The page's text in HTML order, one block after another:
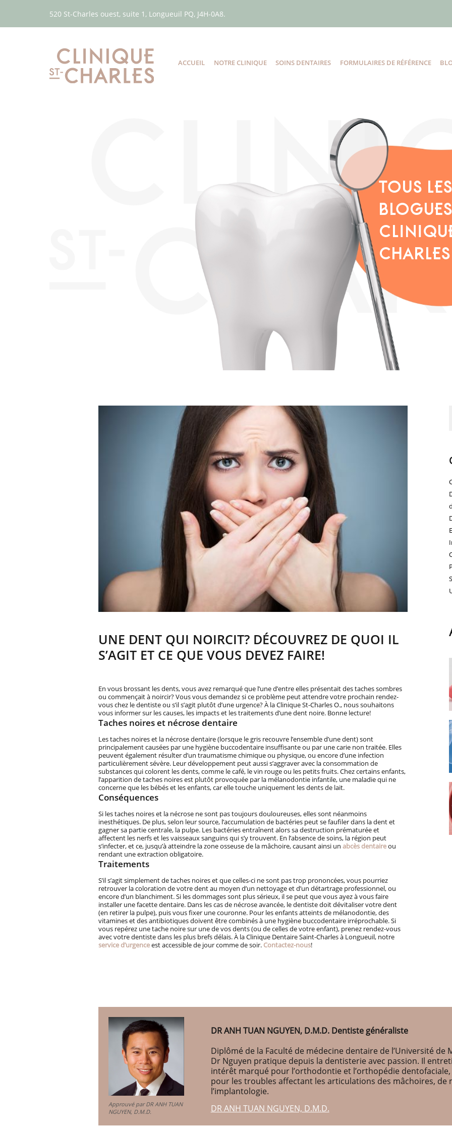
520 St-Charles ouest, suite 1, Longueuil PQ, J4H-0A8.
ACCUEIL NOTRE CLINIQUE SOINS DENTAIRES FORMULAIRES DE RÉFÉRENCE
TOUS
CHARLES
UNE DENT QUI NOIRCIT? DÉCOUVREZ DE QUOI IL
S’AGIT ET CE QUE VOUS DEVEZ FAIRE!
En vous brossant les dents, vous avez remarqué que l’une d’entre elles présentait des taches sombres
ou commençait à noircir? Vous vous demandez si ce problème peut attendre votre prochain rendez-
vous chez le dentiste ou s’il s’agit plutôt d’une urgence? À la Clinique St-Charles O., nous souhaitons
vous informer sur les causes, les impacts et les traitements d’une dent noire. Bonne lecture!
Taches noires et nécrose dentaire
Les taches noires et la nécrose dentaire (lorsque le gris recouvre l’ensemble d’une dent) sont
principalement causées par une hygiène buccodentaire insuffisante ou par une carie non traitée. Elles
peuvent également résulter d’un traumatisme chimique ou physique, ou encore d’une infection
particulièrement sévère. Leur développement peut aussi s’aggraver avec la consommation de
substances qui colorent les dents, comme le café, le vin rouge ou les petits fruits. Chez certains enfants,
l’apparition de taches noires est plutôt provoquée par la mélanodontie infantile, une maladie qui ne
concerne que les bébés et les enfants, car elle touche uniquement les dents de lait.
Conséquences
Si les taches noires et la nécrose ne sont pas toujours douloureuses, elles sont néanmoins
inesthétiques. De plus, selon leur source, l’accumulation de bactéries peut se faufiler dans la dent et
gagner sa partie centrale, la pulpe. Les bactéries entraînent alors sa destruction prématurée et
affectent les nerfs et les vaisseaux sanguins qui s’y trouvent. En l’absence de soins, la région peut
s’infecter, et ce, jusqu’à atteindre la zone osseuse de la mâchoire, causant ainsi un abcès dentaireou
rendant une extraction obligatoire.
Traitements
S’il s’agit simplement de taches noires et que celles-ci ne sont pas trop prononcées, vous pourriez
retrouver la coloration de votre dent au moyen d’un nettoyage et d’un détartrage professionnel, ou
encore d’un blanchiment. Si les dommages sont plus sérieux, il se peut que vous ayez à vous faire
installer une facette dentaire. Dans les cas de nécrose avancée, le dentiste doit dévitaliser votre dent
(en retirer la pulpe), puis vous fixer une couronne. Pour les enfants atteints de mélanodontie, des
vitamines et des antibiotiques doivent être combinés à une hygiène buccodentaire irréprochable. Si
vous repérez une tache noire sur une de vos dents (ou de celles de votre enfant), prenez rendez-vous
avec votre dentiste dans les plus brefs délais. À la Clinique Dentaire Saint-Charles à Longueuil, notre
service d’urgenceest accessible de jour comme de soir. Contactez-nous!
Approuvé par DR ANH TUAN
NGUYEN, D.M.D.
DR ANH TUAN NGUYEN, D.M.D. Dentiste généraliste
Diplômé de la Faculté de médecine dentaire de l’Université de
Dr Nguyen pratique depuis la dentisterie avec passion. Il
intérêt marqué pour l’orthodontie et l’orthopédie
pour les troubles affectant les articulations des mâchoires, de
l’implantologie.
DR ANH TUAN NGUYEN, D.M.D.